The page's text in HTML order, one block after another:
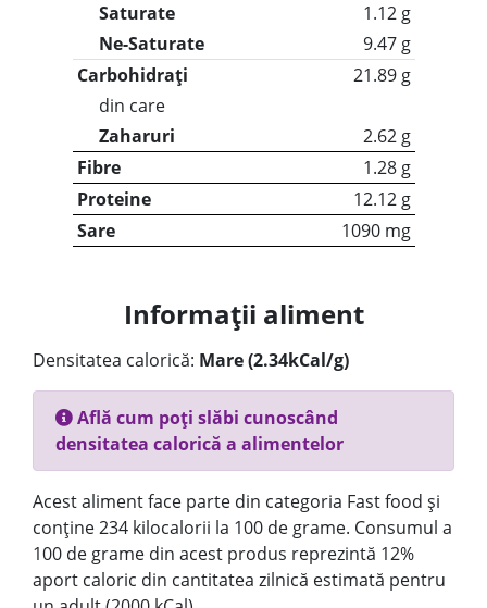
Saturate
1.12 g
Ne-Saturate
9.47 g
Carbohidrați
21.89 g
din care
Zaharuri
2.62 g
Fibre
1.28 g
Proteine
12.12 g
Sare
1090 mg
Informații aliment
Densitatea calorică: Mare (2.34kCal/g)
Află cum poți slăbi cunoscând
densitatea calorică a alimentelor
Acest aliment face parte din categoria Fast food și
conține 234 kilocalorii la 100 de grame. Consumul a
100 de grame din acest produs reprezintă 12%
aport caloric din cantitatea zilnică estimată pentru